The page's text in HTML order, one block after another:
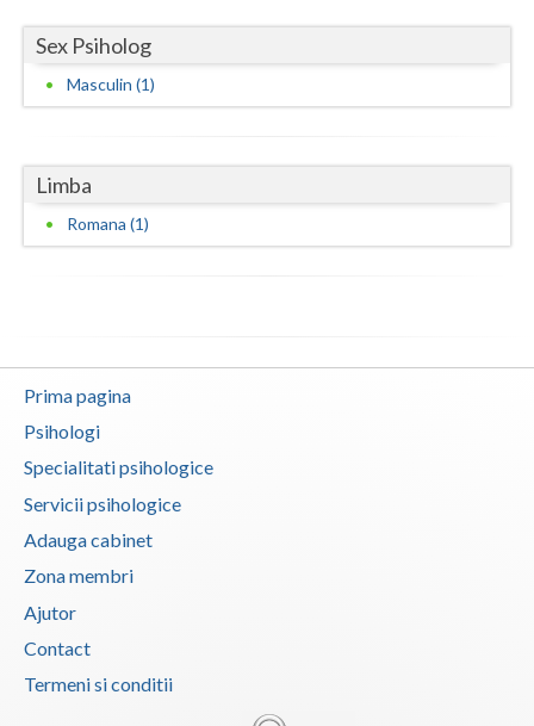
Sex Psiholog
Masculin (1)
Limba
Romana (1)
Prima pagina
Psihologi
Specialitati psihologice
Servicii psihologice
Adauga cabinet
Zona membri
Ajutor
Contact
Termeni si conditii